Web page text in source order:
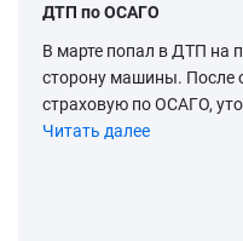
ДТП по ОСАГО
В марте попал в ДТП на
сторону машины. После
страховую по ОСАГО,
Читать далее